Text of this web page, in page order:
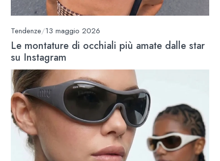
Tendenze/13 maggio 2026
Le montature di occhiali più amate dalle star
su Instagram